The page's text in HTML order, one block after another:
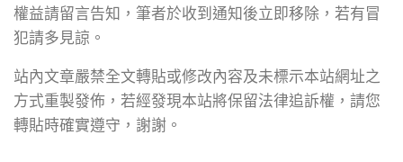
權益請留言告知，筆者於收到通知後立即移除，若有冒
犯請多見諒。
站內文章嚴禁全文轉貼或修改內容及未標示本站網址之
方式重製發佈，若經發現本站將保留法律追訴權，請您
轉貼時確實遵守，謝謝。